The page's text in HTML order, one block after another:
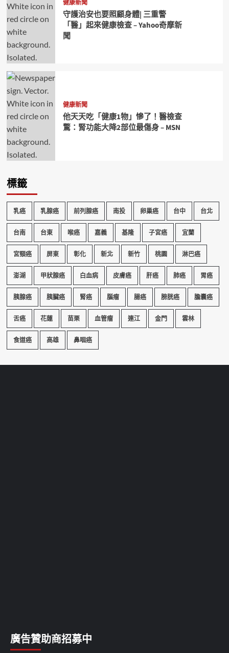
健康新聞
守護治安也要照顧身體| 三重警
「醫」起來健康檢查 – Yahoo奇摩新
聞
健康新聞
他天天吃「健康1物」慘了！醫檢查
驚：腎功能大降2部位最傷身 – MSN
標籤
乳癌 乳腺癌 前列腺癌 南投 卵巢癌 台中 台北
台南 台東 喉癌 嘉義 基隆 子宮癌 宜蘭
宮頸癌 屏東 彰化 新北 新竹 桃園 淋巴癌
澎湖 甲狀腺癌 白血病 皮膚癌 肝癌 肺癌 胃癌
胰腺癌 胰臟癌 腎癌 腦瘤 腸癌 膀胱癌 膽囊癌
舌癌 花蓮 苗栗 血管瘤 連江 金門 雲林
食道癌 高雄 鼻咽癌
廣告贊助商招募中